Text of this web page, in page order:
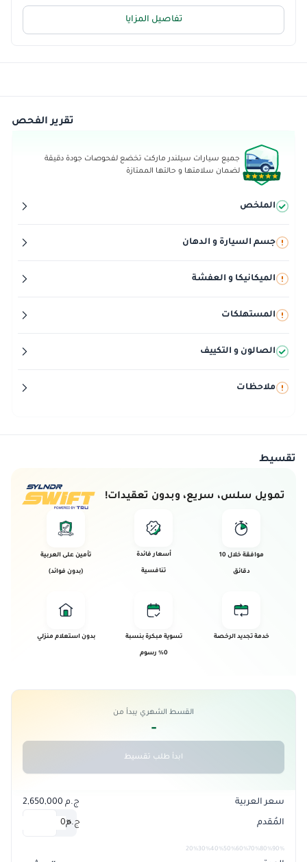
تفاصيل المزايا
تقرير الفحص
جميع سيارات سيلندر ماركت تخضع لفحوصات جودة دقيقة
لضمان سلامتها و حالتها الممتازة
الملخص
جسم السيارة و الدهان
الميكانيكا و العفشة
المستهلكات
الصالون و التكييف
ملاحظات
تقسيط
تمويل سلس، سريع، وبدون تعقيدات!
موافقة خلال 10
دقائق
أسعار فائدة
تنافسية
تأمين على العربية
(بدون فوائد)
خدمة تجديد الرخصة تسوية مبكرة بنسبة
0% رسوم
بدون استعلام منزلي
القسط الشهري يبدأ من
-
ابدأ طلب تقسيط
سعر العربية ج.م 2,650,000
المُقدم 0%
ج.م
20% 30%40% 50%60%70%80%90%